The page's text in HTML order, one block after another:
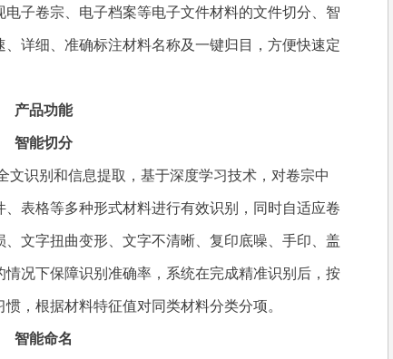
子卷宗、电子档案等电子文件材料的文件切分、智
详细、准确标注材料名称及一键归目，方便快速定
品功能
能切分
识别和信息提取，基于深度学习技术，对卷宗中
表格等多种形式材料进行有效识别，同时自适应卷
文字扭曲变形、文字不清晰、复印底噪、手印、盖
况下保障识别准确率，系统在完成精准识别后，按
，根据材料特征值对同类材料分类分项。
能命名